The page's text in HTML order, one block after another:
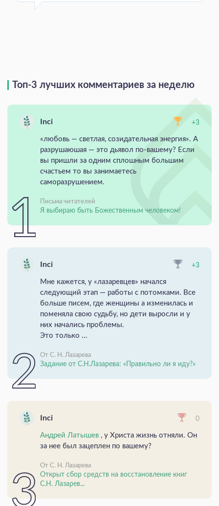
Топ-3 лучших комментариев за неделю
Inci +3
«любовь — светлая, созидательная энергия». А
разрушаюшая — это дьявол по-вашему? Если
вы пришли за одним сплошным большим
счастьем то вы занимаетесь
саморазрушением.
Письма читателей
Я выбираю быть Божественным человеком!
Inci +3
Мне кажется, у «лазаревцев» начался
следующий этап — работы с потомками. Все
больше писем, где женщины а изменилась и
поменяла свою судьбу, но дети выросли и у
них начались проблемы.
Это только ...
От С. Н. Лазарева
Задание от С.Н.Лазарева: «Правильно ли я иду?»
Inci 0
Андрей Латышев , у Христа жизнь отняли. Он
за нее был зацеплен по вашему?
От С. Н. Лазарева
Открыт сбор средств на восстановление книг
С.Н. Лазарев...